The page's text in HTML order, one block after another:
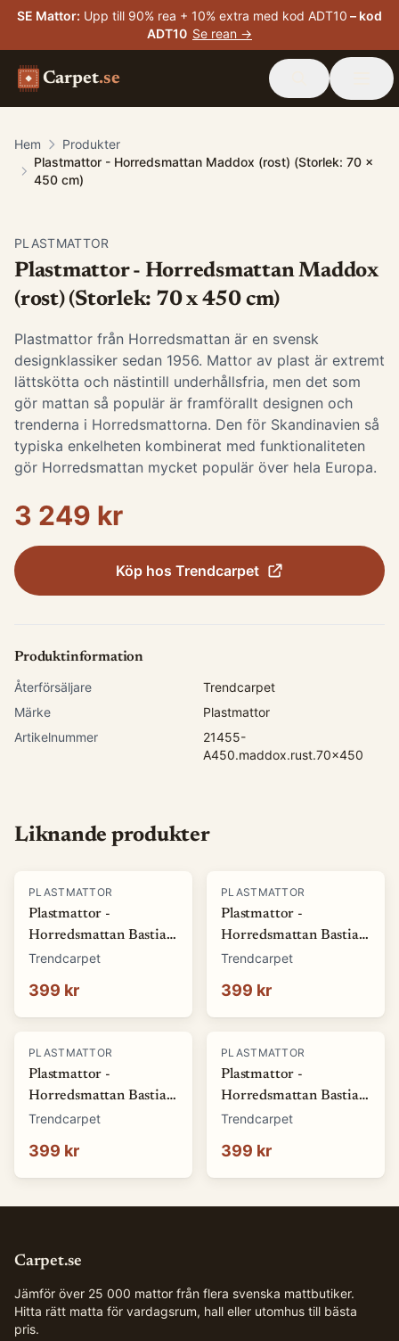
SE Mattor: Upp till 90% rea + 10% extra med kod ADT10 – kod
ADT10 Se rean →
Carpet.se
Hem
Produkter
Plastmattor - Horredsmattan Maddox (rost) (Storlek: 70 x
450 cm)
PLASTMATTOR
Plastmattor - Horredsmattan Maddox
(rost) (Storlek: 70 x 450 cm)
Plastmattor från Horredsmattan är en svensk
designklassiker sedan 1956. Mattor av plast är extremt
lättskötta och nästintill underhållsfria, men det som
gör mattan så populär är framförallt designen och
trenderna i Horredsmattorna. Den för Skandinavien så
typiska enkelheten kombinerat med funktionaliteten
gör Horredsmattan mycket populär över hela Europa.
3 249 kr
Köp hos Trendcarpet
Produktinformation
Återförsäljare
Trendcarpet
Märke
Plastmattor
Artikelnummer
21455-
A450.maddox.rust.70x450
Liknande produkter
PLASTMATTOR
Plastmattor -
Horredsmattan Bastian
(grön) (Storlek: 70 x 50
Trendcarpet
399 kr
PLASTMATTOR
Plastmattor -
Horredsmattan Bastian
(röd) (Storlek: 70 x 50
Trendcarpet
399 kr
PLASTMATTOR
Plastmattor -
Horredsmattan Bastian
(blå) (Storlek: 70 x 50
Trendcarpet
399 kr
PLASTMATTOR
Plastmattor -
Horredsmattan Bastian
(brun) (Storlek: 70 x 50
Trendcarpet
399 kr
Carpet.se
Jämför över 25 000 mattor från flera svenska mattbutiker.
Hitta rätt matta för vardagsrum, hall eller utomhus till bästa
pris.